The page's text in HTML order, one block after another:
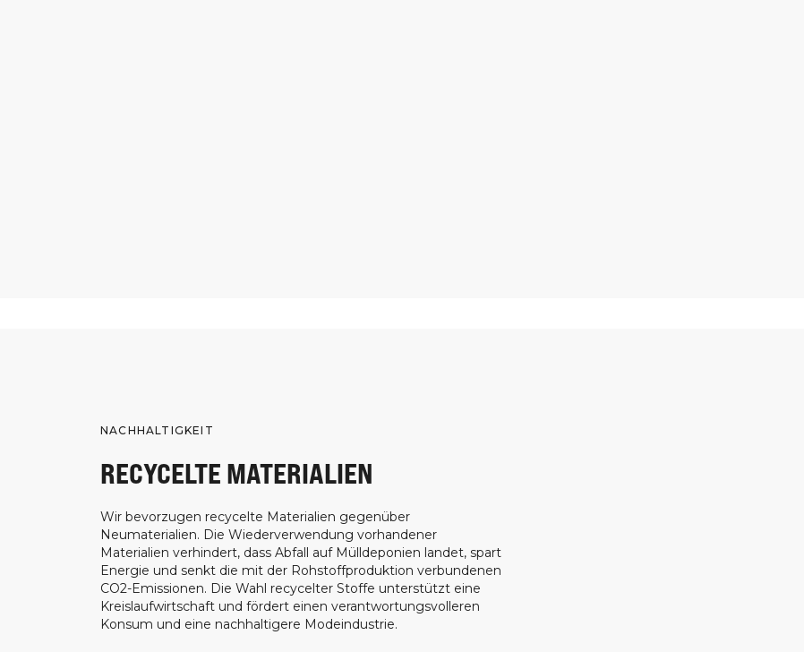
NACHHALTIGKEIT
RECYCELTE MATERIALIEN
Wir bevorzugen recycelte Materialien gegenüber
Neumaterialien. Die Wiederverwendung vorhandener
Materialien verhindert, dass Abfall auf Mülldeponien landet, spart
Energie und senkt die mit der Rohstoffproduktion verbundenen
CO2-Emissionen. Die Wahl recycelter Stoffe unterstützt eine
Kreislaufwirtschaft und fördert einen verantwortungsvolleren
Konsum und eine nachhaltigere Modeindustrie.